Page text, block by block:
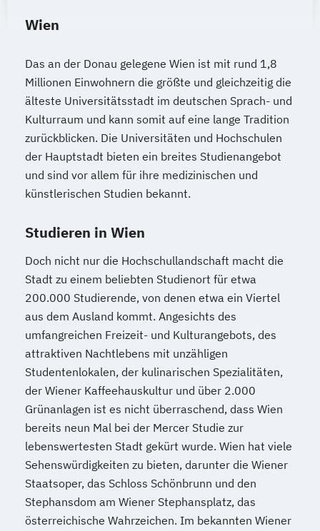
Weinbau
Wien
Das an der Donau gelegene Wien ist mit rund 1,8
Millionen Einwohnern die größte und gleichzeitig die
älteste Universitätsstadt im deutschen Sprach- und
Kulturraum und kann somit auf eine lange Tradition
zurückblicken. Die Universitäten und Hochschulen
der Hauptstadt bieten ein breites Studienangebot
und sind vor allem für ihre medizinischen und
künstlerischen Studien bekannt.
Studieren in Wien
Doch nicht nur die Hochschullandschaft macht die
Stadt zu einem beliebten Studienort für etwa
200.000 Studierende, von denen etwa ein Viertel
aus dem Ausland kommt. Angesichts des
umfangreichen Freizeit- und Kulturangebots, des
attraktiven Nachtlebens mit unzähligen
Studentenlokalen, der kulinarischen Spezialitäten,
der Wiener Kaffeehauskultur und über 2.000
Grünanlagen ist es nicht überraschend, dass Wien
bereits neun Mal bei der Mercer Studie zur
lebenswertesten Stadt gekürt wurde. Wien hat viele
Sehenswürdigkeiten zu bieten, darunter die Wiener
Staatsoper, das Schloss Schönbrunn und den
Stephansdom am Wiener Stephansplatz, das
österreichische Wahrzeichen. Im bekannten Wiener